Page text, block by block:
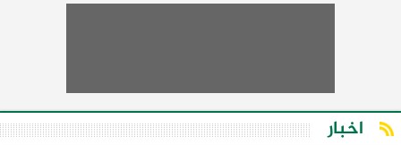
اخبار